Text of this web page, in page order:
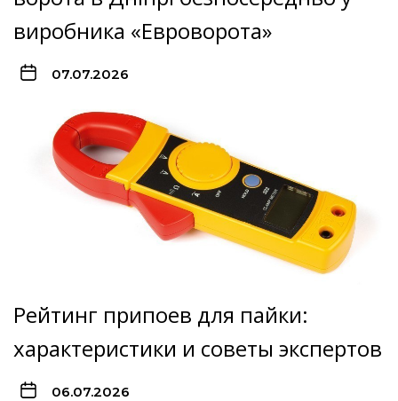
виробника «Евроворота»
07.07.2026
Рейтинг припоев для пайки:
характеристики и советы экспертов
06.07.2026